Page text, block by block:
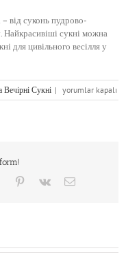
від суконь пудрово-
Найкрасивіші сукні можна
для цивільного весілля у
Вечірні Сукні | Весільні
та
yorumlar kapalı
Tumblr Pinterest
Vk Email